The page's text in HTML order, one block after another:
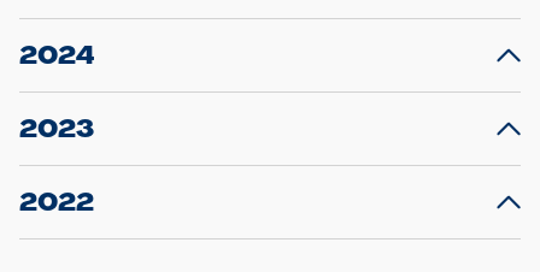
23.12.2025
Projekt S5: Start der Bauarbeiten am
2024
10.12.2024
Großprojekt S5: Sperrung der Bahnstraße in
2023
20.12.2023
Schleswig-Holstein verlängert den
2022
22.12.2022